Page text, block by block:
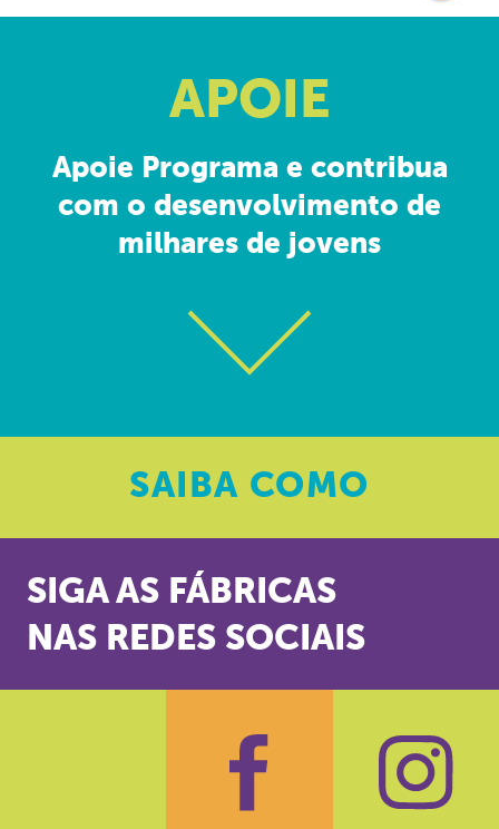
APOIE
Apoie Programa e contribua
com o desenvolvimento de
milhares de jovens
SAIBA COMO
SIGA AS FÁBRICAS
NAS REDES SOCIAIS